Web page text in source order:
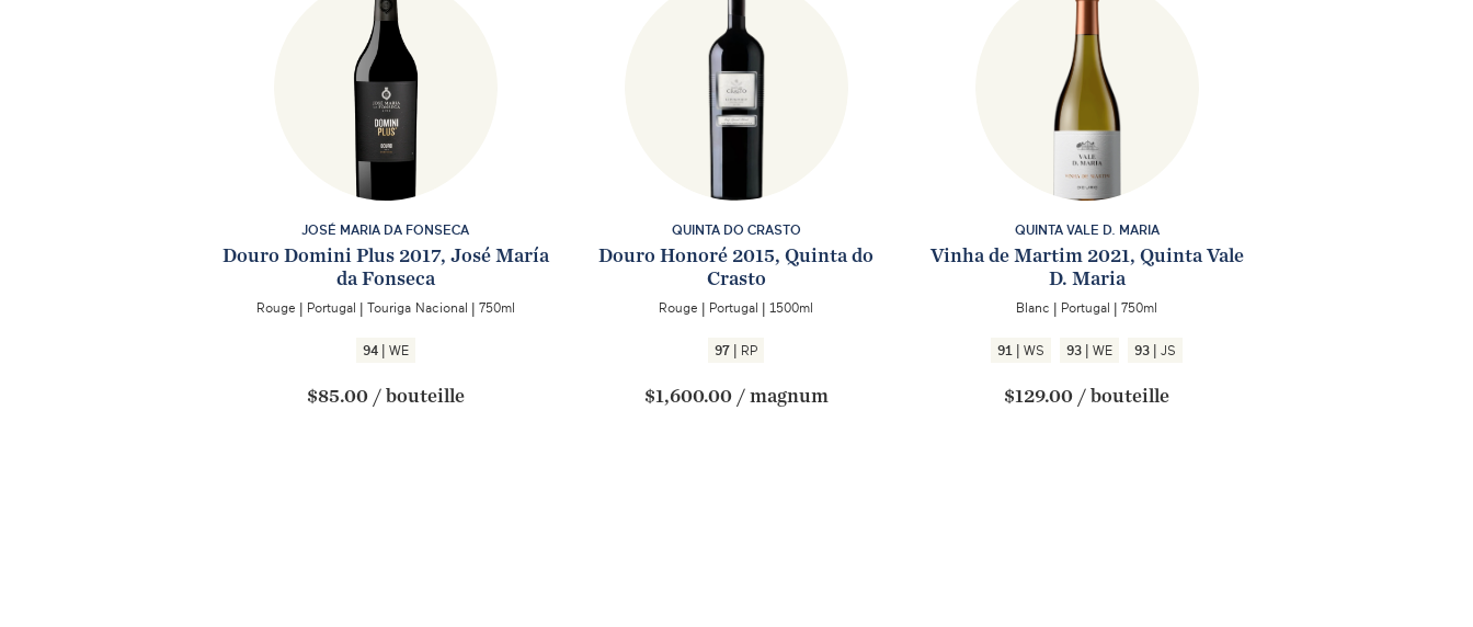
JOSÉ MARIA DA FONSECA
Douro Domini Plus 2017, José María
da Fonseca
Rouge Portugal Touriga Nacional 750ml
94 WE
$85.00 /bouteille
QUINTA DO CRASTO
Douro Honoré 2015, Quinta do
Crasto
Rouge Portugal 1500ml
97 RP
$1,600.00 /magnum
QUINTA VALE D. MARIA
Vinha de Martim 2021, Quinta Vale
D. Maria
Blanc Portugal 750ml
91 WS 93 WE 93 JS
$129.00 / bouteille
DISPONIBLE